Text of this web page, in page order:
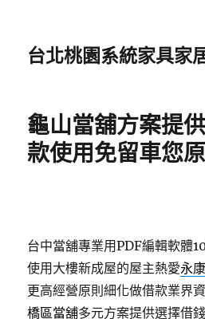
台北桃園系統家具家
龜山當舖方案提
款使用免留車您
台中當舖專業用PDF編輯軟體
使用大樓新成屋的屋主熱愛永
更高經營原則細化做借款業界
橋區當舖多元方案提供選擇借